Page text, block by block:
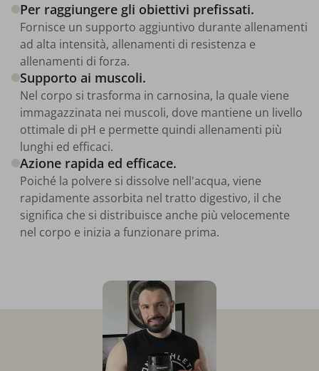
Per raggiungere gli obiettivi prefissati.
Fornisce un supporto aggiuntivo durante allenamenti
ad alta intensità, allenamenti di resistenza e
allenamenti di forza.
Supporto ai muscoli.
Nel corpo si trasforma in carnosina, la quale viene
immagazzinata nei muscoli, dove mantiene un livello
ottimale di pH e permette quindi allenamenti più
lunghi ed efficaci.
Azione rapida ed efficace.
Poiché la polvere si dissolve nell'acqua, viene
rapidamente assorbita nel tratto digestivo, il che
significa che si distribuisce anche più velocemente
nel corpo e inizia a funzionare prima.